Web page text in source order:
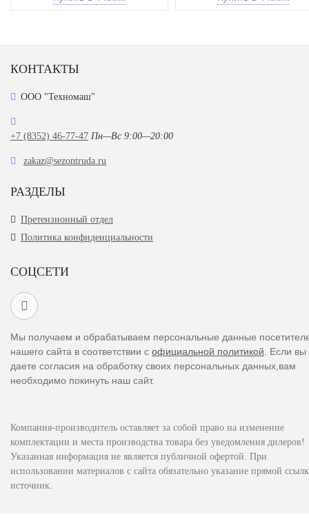
КОНТАКТЫ
ООО "Техномаш"
+7 (8352) 46-77-47 Пн—Вс 9:00—20:00
zakaz@sezontruda.ru
РАЗДЕЛЫ
Претензионный отдел
Политика конфиденциальности
СОЦСЕТИ
Мы получаем и обрабатываем персональные данные
нашего сайта в соответствии с официальной политикой . Если
даете согласия на обработку своих персональных данных,вам
необходимо покинуть наш сайт.
Компания-производитель оставляет за собой право на изменение
комплектации и места производства товара без уведомления дилеров!
Указанная информация не является публичной офертой. При
использовании материалов с сайта обязательно указание прямой
источник.